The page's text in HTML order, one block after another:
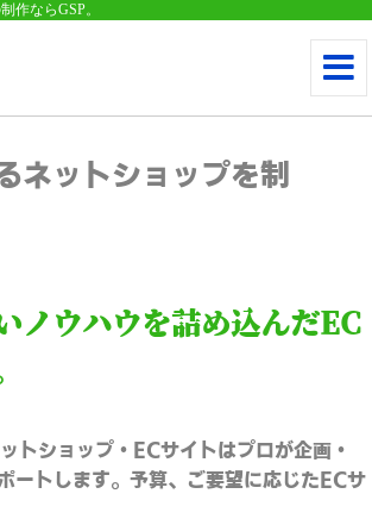
作ならGSP。
ノウハウを詰め込んだEC
トショップ・ECサイトはプロが企画・
ートします。予算、ご要望に応じたECサ